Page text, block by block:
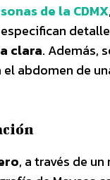
de la CDMX
especifican
clara. Además,
el abdomen de
, a través de